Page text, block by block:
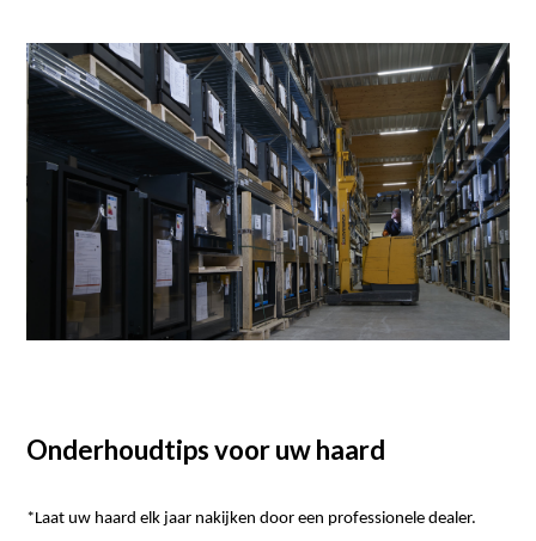
Onderhoudtips voor uw haard
*Laat uw haard elk jaar nakijken door een professionele dealer.